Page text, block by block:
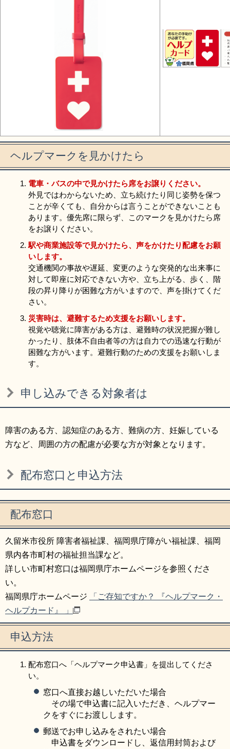
ヘルプマークを見かけたら
電車・バスの中で見かけたら席をお譲りください。
外見ではわからないため、立ち続けたり同じ姿勢を保つ
ことが辛くても、自分からは言うことができないことも
あります。優先席に限らず、このマークを見かけたら席
をお譲りください。
駅や商業施設等で見かけたら、声をかけたり配慮をお願
いします。
交通機関の事故や遅延、変更のような突発的な出来事に
対して即座に対応できない方や、立ち上がる、歩く、階
段の昇り降りが困難な方がいますので、声を掛けてくだ
さい。
災害時は、避難するため支援をお願いします。
視覚や聴覚に障害がある方は、避難時の状況把握が難し
かったり、肢体不自由者等の方は自力での迅速な行動が
困難な方がいます。避難行動のための支援をお願いしま
す。
申し込みできる対象者は
障害のある方、認知症のある方、難病の方、妊娠している
方など、周囲の方の配慮が必要な方が対象となります。
配布窓口と申込方法
配布窓口
久留米市役所 障害者福祉課、福岡県庁障がい福祉課、福岡
県内各市町村の福祉担当課など。
詳しい市町村窓口は福岡県庁ホームページを参照くださ
い。
福岡県庁ホームページ
「ご存知ですか？ 『ヘルプマーク・
ヘルプカード』 」
申込方法
配布窓口へ「ヘルプマーク申込書」を提出してくださ
い。
窓口へ直接お越しいただいた場合
その場で申込書に記入いただき、ヘルプマー
クをすぐにお渡しします。
郵送でお申し込みをされたい場合
申込書をダウンロードし、返信用封筒および